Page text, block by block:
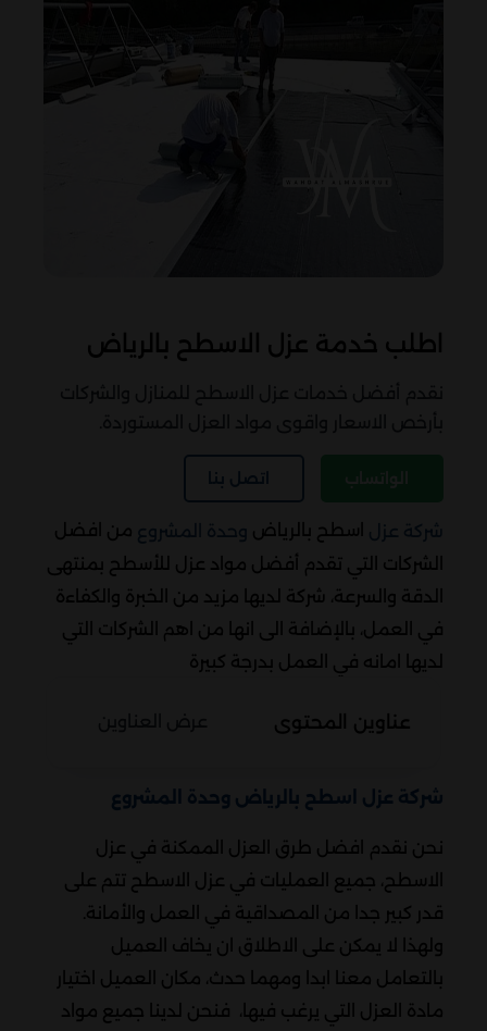
اطلب خدمة عزل الاسطح بالرياض
اسطح بالرياض
من افضل
الشركات التي تقدم أفضل مواد عزل للأسطح بمنتهى
الدقة والسرعة، شركة لديها مزيد من الخبرة والكفاءة
في العمل، بالإضافة الى انها من اهم الشركات التي
لديها امانه في العمل بدرجة كبيرة
عناوين المحتوى
شركة عزل اسطح بالرياض وحدة المشروع
نحن نقدم افضل طرق العزل الممكنة في عزل
الاسطح، جميع العمليات في عزل الاسطح تتم على
قدر كبير جدا من المصداقية في العمل والأمانة.
ولهذا لا يمكن على الاطلاق ان يخاف العميل
بالتعامل معنا ابدا ومهما حدث، مكان العميل اختيار
مادة العزل التي يرغب فيها، فنحن لدينا جميع مواد